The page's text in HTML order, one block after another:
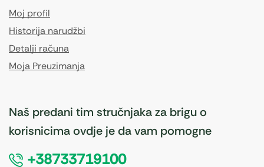
Moj profil
Historija narudžbi
Detalji računa
Moja Preuzimanja
Naš predani tim stručnjaka za brigu o
korisnicima ovdje je da vam pomogne
+38733719100